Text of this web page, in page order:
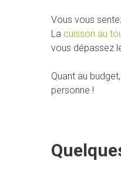
Vous vous
La cuisson au
vous dépassez
Quant au
personne !